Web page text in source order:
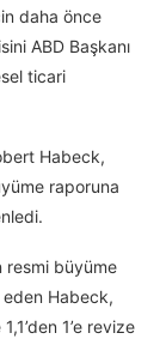
daha önce
ABD Başkanı
ticari
Habeck,
raporuna
resmi büyüme
Habeck,
1’e revize